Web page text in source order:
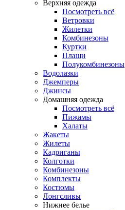
Верхняя одежда
Посмотреть всё
Ветровки
Жилетки
Комбинезоны
Куртки
Плащи
Полукомбинезоны
Водолазки
Джемперы
Джинсы
Домашняя одежда
Посмотреть всё
Пижамы
Халаты
Жакеты
Жилеты
Кадриганы
Колготки
Комбинезоны
Комплекты
Костюмы
Лонгсливы
Нижнее белье